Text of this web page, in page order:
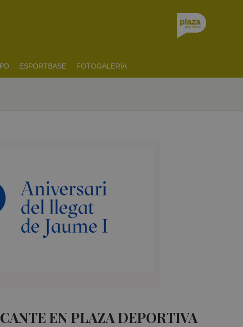
ESPORTBASE FOTOGALERÍA
EN PLAZA DEPORTIVA